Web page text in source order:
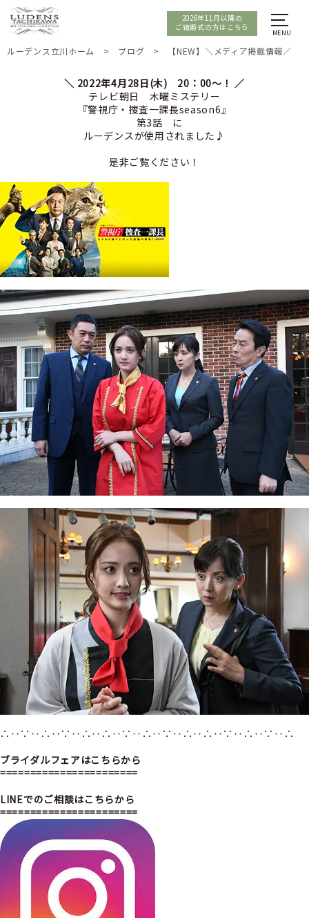
2026年11月以降の
ご結婚式の方はこちら
ルーデンス立川ホーム > ブログ > 【NEW】＼メディア掲載情報／
＼ 2022年4月28日(木) 20：00～！ ／
テレビ朝日 木曜ミステリー
『警視庁・捜査一課長season6』
第3話 に
ルーデンスが使用されました♪
是非ご覧ください！
∴‥∵‥∴‥∵‥∴‥∴‥∵‥∴‥∵‥∴‥∴‥∵‥∴‥∵‥∴
ブライダルフェアはこちらから
=======================
LINEでのご相談はこちらから
=======================